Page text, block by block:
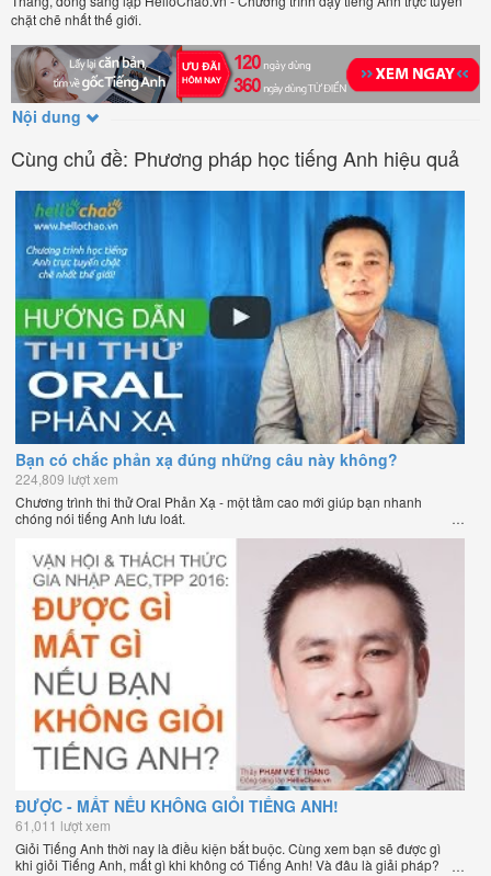
chặt chẽ nhất thế giới.
Nội dung
Cùng chủ đề: Phương pháp học tiếng Anh hiệu quả
Bạn có chắc phản xạ đúng những câu này không?
224,809 lượt xem
Chương trình thi thử Oral Phản Xạ - một tầm cao mới giúp bạn nhanh
chóng nói tiếng Anh lưu loát.
ĐƯỢC - MẤT NẾU KHÔNG GIỎI TIẾNG ANH!
61,011 lượt xem
Giỏi Tiếng Anh thời nay là điều kiện bắt buộc. Cùng xem bạn sẽ được gì
khi giỏi Tiếng Anh, mất gì khi không có Tiếng Anh! Và đâu là giải pháp?